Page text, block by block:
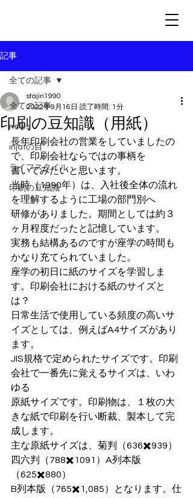
記事
全ての記事
news
irijatの目
ライフスタイル
印刷の豆知識
全ての記事
印刷の豆知識（用紙）
stajiri1990
2022年9月16日 読了時間: 1分
長年印刷会社の営業をしていましたの
で、印刷会社ならではの事柄を
書いてみたいと思います。
当時（1990年）は、入社後全体の流れ
を理解するように工場の部門別へ
研修がありました。期間としては約３
ヶ月程度だったと記憶しています。
実務も結構あるのですが座学の時間も
かなり充てられていました。
座学の初日に紙のサイズを学習しま
す。印刷会社における紙のサイズと
は？
日常生活で使用している頻度の高いサ
イズとしては、例えばA4サイズがあり
ます。
JIS規格で定められたサイズです。印刷
会社で一番先に覚えるサイズは、いわ
ゆる
原紙サイズです。印刷物は、１枚の大
きな紙で印刷を行い断裁、製本して完
成します。
主な原紙サイズは、菊判（636✖️939）
四六判（788✖️1091）A列本版
（625✖️880）
B列本版（765✖️1,085）となります。仕